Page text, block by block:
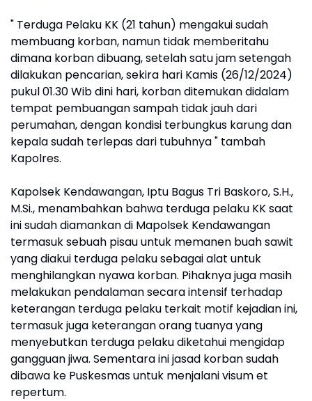
" Terduga Pelaku KK (21 tahun) mengakui sudah
membuang korban, namun tidak memberitahu
dimana korban dibuang, setelah satu jam setengah
dilakukan pencarian, sekira hari Kamis (26/12/2024)
pukul 01.30 Wib dini hari, korban ditemukan didalam
tempat pembuangan sampah tidak jauh dari
perumahan, dengan kondisi terbungkus karung dan
kepala sudah terlepas dari tubuhnya " tambah
Kapolres.
Kapolsek Kendawangan, Iptu Bagus Tri Baskoro, S.H.,
M.Si., menambahkan bahwa terduga pelaku KK saat
ini sudah diamankan di Mapolsek Kendawangan
termasuk sebuah pisau untuk memanen buah sawit
yang diakui terduga pelaku sebagai alat untuk
menghilangkan nyawa korban. Pihaknya juga masih
melakukan pendalaman secara intensif terhadap
keterangan terduga pelaku terkait motif kejadian ini,
termasuk juga keterangan orang tuanya yang
menyebutkan terduga pelaku diketahui mengidap
gangguan jiwa. Sementara ini jasad korban sudah
dibawa ke Puskesmas untuk menjalani visum et
repertum.